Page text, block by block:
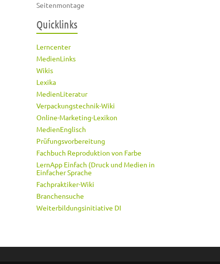
Seitenmontage
Quicklinks
Lerncenter
MedienLinks
Wikis
Lexika
MedienLiteratur
Verpackungstechnik-Wiki
Online-Marketing-Lexikon
MedienEnglisch
Prüfungsvorbereitung
Fachbuch Reproduktion von Farbe
LernApp Einfach (Druck und Medien in
Einfacher Sprache
Fachpraktiker-Wiki
Branchensuche
Weiterbildungsinitiative DI